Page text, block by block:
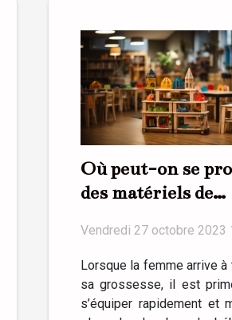
Où peut-on se
des matériels de
Vendredi 27 octobre 2023
Lorsque la femme arrive
sa grossesse, il est
s’équiper rapidement et